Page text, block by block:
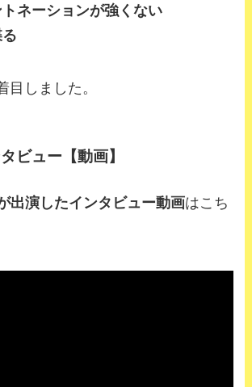
ネーションが強くない
目しました。
ビュー【動画】
出演したインタビュー動画はこち